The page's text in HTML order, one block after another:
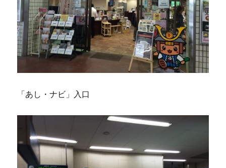
「あし・ナビ」入口